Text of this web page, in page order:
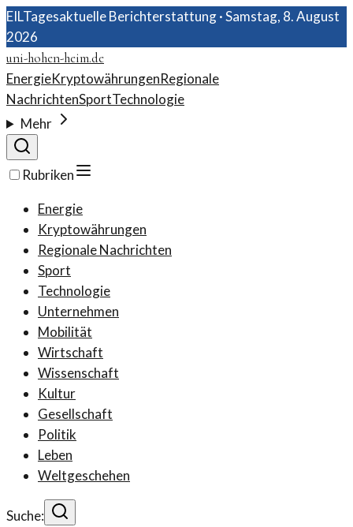
EILTagesaktuelle Berichterstattung ·Samstag, 8. August
2026
uni-hohen-heim.de
EnergieKryptowährungenRegionale
NachrichtenSportTechnologie
Mehr
Rubriken
Energie
Kryptowährungen
Regionale Nachrichten
Sport
Technologie
Unternehmen
Mobilität
Wirtschaft
Wissenschaft
Kultur
Gesellschaft
Politik
Leben
Weltgeschehen
Suche: